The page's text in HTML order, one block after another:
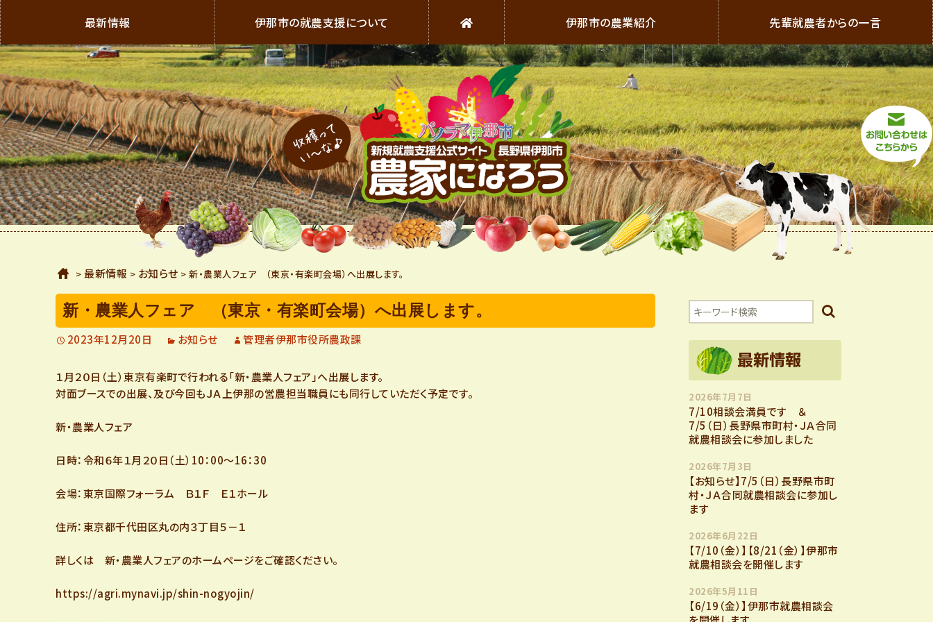
最新情報 伊那市の就農支援について
伊
那
市
の
就
定
着
援
つ
い
伊那市の農業紹介
伊
那
市
の
農
品
先輩就農者からの一言
新規就農支援公式サイト 長野県伊那市 農家になろう
収穫ってい〜な
ホーム
> 最新情報 > お知らせ > 新・農業人フェア （東京・有楽町会場）へ出展します。
新・農業人フェア （東京・有楽町会場）へ出展します。
2023年12月20日 お知らせ 管理者伊那市役所農政課
１月２０日（土）東京有楽町で行われる「新・農業人フェア」へ出展します。
対面ブースでの出展、及び今回もＪＡ上伊那の営農担当職員にも同行していただく予定です。
新・農業人フェア
日時：令和６年１月２０日（土）10：00～16：30
会場：東京国際フォーラム Ｂ１Ｆ Ｅ１ホール
住所：東京都千代田区丸の内３丁目５－１
詳しくは 新・農業人フェアのホームページをご確認ください。
https://agri.mynavi.jp/shin-nogyojin/
7/10相談会満員です ＆
7/5（日）長野県市町村・ＪＡ合同
就農相談会に参加しました
2026年7月7日
【お知らせ】7/5（日）長野県市町
村・ＪＡ合同就農相談会に参加し
ます
2026年7月3日
【7/10（金）】【8/21（金）】伊那市
就農相談会を開催します
2026年6月22日
【6/19（金）】伊那市就農相談会
2026年5月11日